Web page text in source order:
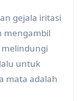
gejala iritasi
mengambil
untuk
mata adalah